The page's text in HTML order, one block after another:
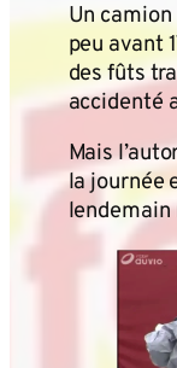
Un
peu avant
des fûts
accidenté
Mais
la journée